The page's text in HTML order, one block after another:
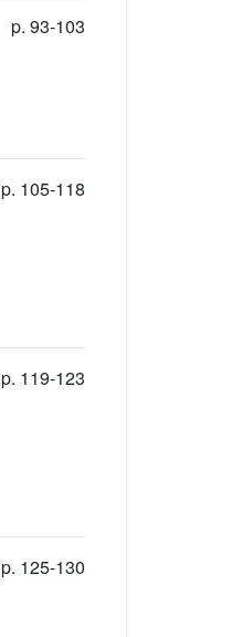
p. 93-103
p. 105-118
p. 119-123
p. 125-130